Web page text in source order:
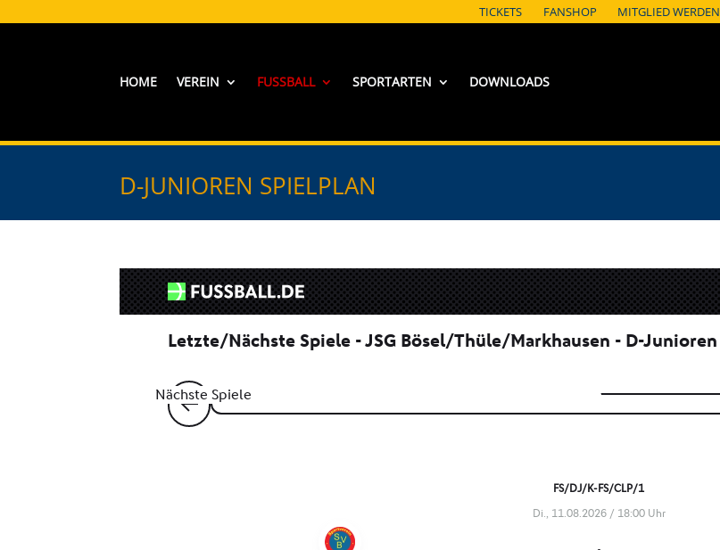
TICKETS FANSHOP MITGLIED WERDEN
HOME VEREIN FUSSBALL SPORTARTEN DOWNLOADS
D-JUNIOREN SPIELPLAN